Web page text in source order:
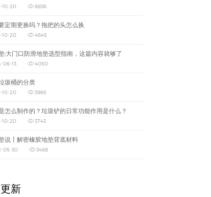
10-20 6836
定期更换吗？拖把的头怎么换
10-20 4645
:大门口防滑地垫选型指南，这篇内容就够了
06-13 4050
圾桶的分类
10-20 3965
怎么制作的？垃圾铲的日常功能作用是什么？
10-20 3743
说丨解密橡胶地垫背底材料
05-30 3468
新